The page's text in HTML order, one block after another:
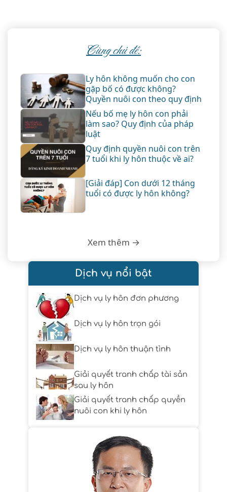
Cùng chủ đề:
Ly hôn không muốn cho con
gặp bố có được không?
Quyền nuôi con theo quy định
Nếu bố mẹ ly hôn con phải
làm sao? Quy định của pháp
luật
Quy định quyền nuôi con trên
7 tuổi khi ly hôn thuộc về ai?
[Giải đáp] Con dưới 12 tháng
tuổi có được ly hôn không?
Xem thêm →
Dịch vụ nổi bật
Dịch vụ ly hôn đơn phương
Dịch vụ ly hôn trọn gói
Dịch vụ ly hôn thuận tình
Giải quyết tranh chấp tài sản
sau ly hôn
Giải quyết tranh chấp quyền
nuôi con khi ly hôn